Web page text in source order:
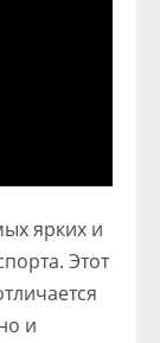
ярких и
Этот
и